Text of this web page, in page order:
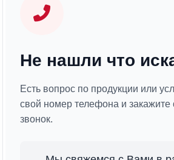
Не нашли что
Есть вопрос по продукции или
свой номер телефона и закажите
звонок.